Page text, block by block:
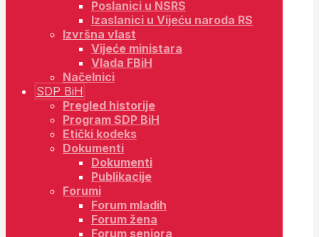
Poslanici u NSRS
Izaslanici u Vijeću naroda RS
Izvršna vlast
Vijeće ministara
Vlada FBiH
Načelnici
SDP BiH
Pregled historije
Program SDP BiH
Etički kodeks
Dokumenti
Dokumenti
Publikacije
Forumi
Forum mladih
Forum žena
Forum seniora